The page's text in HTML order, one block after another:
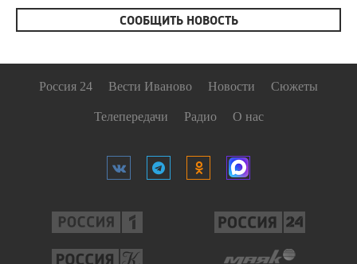
СООБЩИТЬ НОВОСТЬ
Россия 24 Вести Иваново Новости Сюжеты
Телепередачи Радио О нас